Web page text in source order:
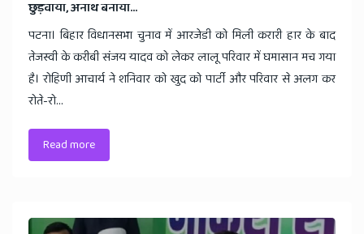
छुड़वाया, अनाथ बनाया...
पटना। बिहार विधानसभा चुनाव में आरजेडी को मिली करारी हार के बाद
तेजस्वी के करीबी संजय यादव को लेकर लालू परिवार में घमासान मच गया
है। रोहिणी आचार्य ने शनिवार को खुद को पार्टी और परिवार से अलग कर
रोते-रो...
Read more